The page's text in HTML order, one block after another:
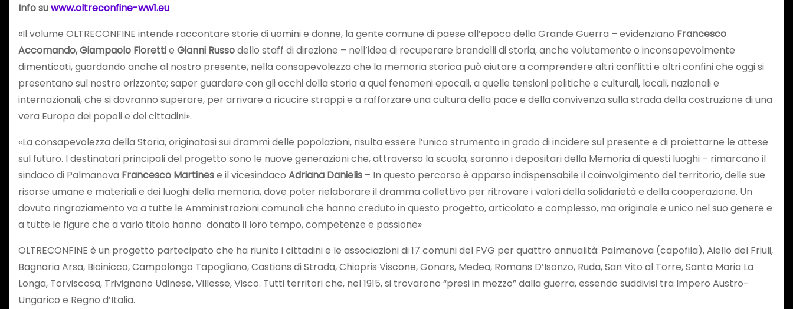
Info suwww.oltreconfine-ww1.eu
«Il volume OLTRECONFINE intende raccontare storie di uomini e donne, la gente comune di paese all’epoca della Grande Guerra – evidenziano Francesco
Accomando, Giampaolo Fiorettie Gianni Russodello staff di direzione – nell’idea di recuperare brandelli di storia, anche volutamente o inconsapevolmente
dimenticati, guardando anche al nostro presente, nella consapevolezza che la memoria storica può aiutare a comprendere altri conflitti e altri confini che oggi si
presentano sul nostro orizzonte; saper guardare con gli occhi della storia a quei fenomeni epocali, a quelle tensioni politiche e culturali, locali, nazionali e
internazionali, che si dovranno superare, per arrivare a ricucire strappi e a rafforzare una cultura della pace e della convivenza sulla strada della costruzione di una
vera Europa dei popoli e dei cittadini».
«La consapevolezza della Storia, originatasi sui drammi delle popolazioni, risulta essere l’unico strumento in grado di incidere sul presente e di proiettarne le attese
sul futuro. I destinatari principali del progetto sono le nuove generazioni che, attraverso la scuola, saranno i depositari della Memoria di questi luoghi – rimarcano il
sindaco di Palmanova Francesco Martinese il vicesindaco Adriana Danielis – In questo percorso è apparso indispensabile il coinvolgimento del territorio, delle sue
risorse umane e materiali e dei luoghi della memoria, dove poter rielaborare il dramma collettivo per ritrovare i valori della solidarietà e della cooperazione. Un
dovuto ringraziamento va a tutte le Amministrazioni comunali che hanno creduto in questo progetto, articolato e complesso, ma originale e unico nel suo genere e
a tutte le figure che a vario titolo hanno donato il loro tempo, competenze e passione»
OLTRECONFINE è un progetto partecipato che ha riunito i cittadini e le associazioni di 17 comuni del FVG per quattro annualità: Palmanova (capofila), Aiello del Friuli,
Bagnaria Arsa, Bicinicco, Campolongo Tapogliano, Castions di Strada, Chiopris Viscone, Gonars, Medea, Romans D’Isonzo, Ruda, San Vito al Torre, Santa Maria La
Longa, Torviscosa, Trivignano Udinese, Villesse, Visco. Tutti territori che, nel 1915, si trovarono “presi in mezzo” dalla guerra, essendo suddivisi tra Impero Austro-
Ungarico e Regno d’Italia.